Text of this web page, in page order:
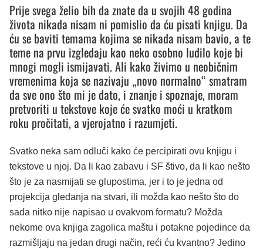
Prije svega želio bih da znate da u svojih 48 godina
života nikada nisam ni pomislio da ću pisati knjigu. Da
ću se baviti temama kojima se nikada nisam bavio, a te
teme na prvu izgledaju kao neko osobno ludilo koje bi
mnogi mogli ismijavati. Ali kako živimo u neobičnim
vremenima koja se nazivaju „novo normalno“ smatram
da sve ono što mi je dato, i znanje i spoznaje, moram
pretvoriti u tekstove koje će svatko moći u kratkom
roku pročitati, a vjerojatno i razumjeti.
Svatko neka sam odluči kako će percipirati ovu knjigu i
tekstove u njoj. Da li kao zabavu i SF štivo, da li kao nešto
što je za nasmijati se glupostima, jer i to je jedna od
projekcija gledanja na stvari, ili možda kao nešto što do
sada nitko nije napisao u ovakvom formatu? Možda
nekome ova knjiga zagolica maštu i potakne pojedince da
razmišljaju na jedan drugi način, reći ću kvantno? Jedino